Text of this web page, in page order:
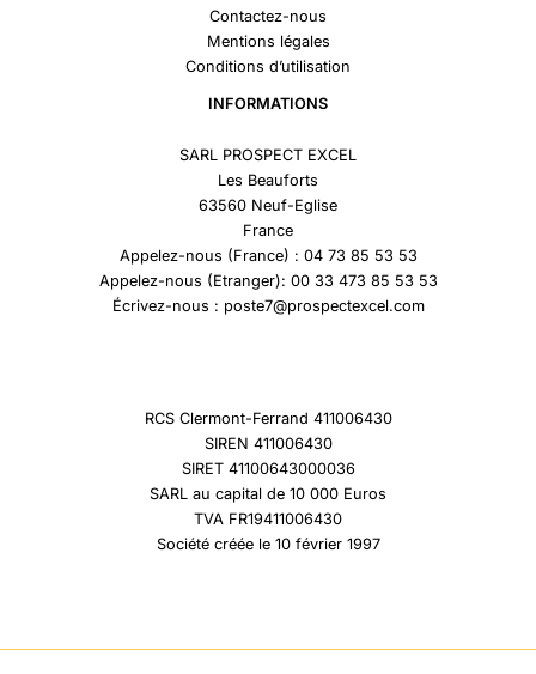
Contactez-nous
Mentions légales
Conditions d’utilisation
INFORMATIONS
SARL PROSPECT EXCEL
Les Beauforts
63560 Neuf-Eglise
France
Appelez-nous (France) : 04 73 85 53 53
Appelez-nous (Etranger): 00 33 473 85 53 53
Écrivez-nous : poste7@prospectexcel.com
RCS Clermont-Ferrand 411006430
SIREN 411006430
SIRET 41100643000036
SARL au capital de 10 000 Euros
TVA FR19411006430
Société créée le 10 février 1997